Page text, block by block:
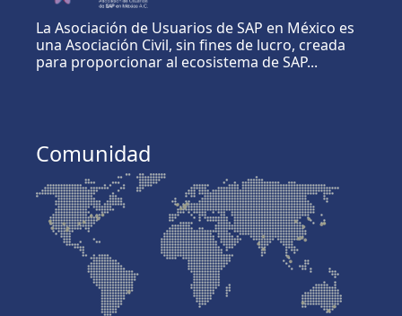
La Asociación de Usuarios de SAP en México es
una Asociación Civil, sin fines de lucro, creada
para proporcionar al ecosistema de SAP...
Comunidad